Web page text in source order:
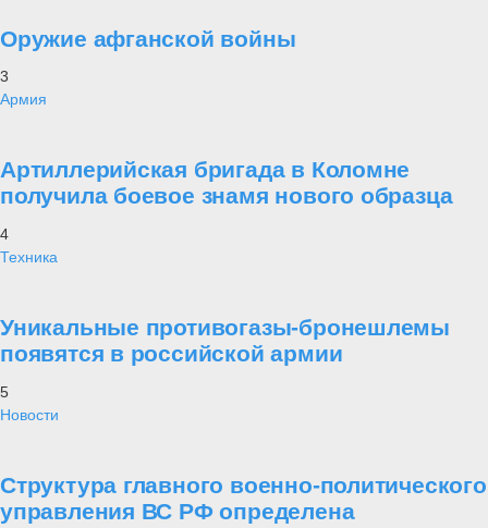
Оружие афганской войны
3
Армия
Артиллерийская бригада в Коломне
получила боевое знамя нового образца
4
Техника
Уникальные противогазы-бронешлемы
появятся в российской армии
5
Новости
Структура главного военно-политического
управления ВС РФ определена